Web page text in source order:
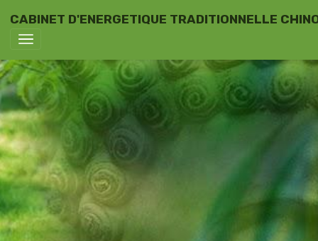
CABINET D'ENERGETIQUE TRADITIONNELLE